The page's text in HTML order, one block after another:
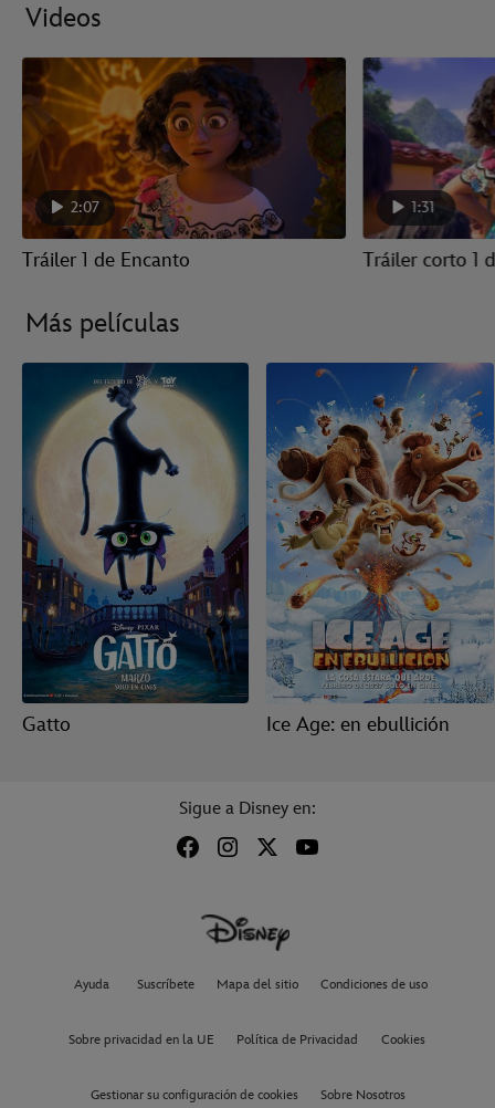
Videos
2:07
Tráiler 1 de Encanto
1:31
Tráiler corto 1
Más películas
Gatto Ice Age: en ebullición
Sigue a Disney en:
Ayuda Suscríbete Mapa del sitio Condiciones de uso
Sobre privacidad en la UE Política de Privacidad Cookies
Gestionar su configuración de cookies Sobre Nosotros